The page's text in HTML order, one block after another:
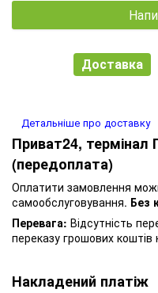
Доставка
Детальніше про доставку
Приват24, термінал
(передоплата)
Оплатити замовлення
самообслуговування. Без
Перевага: Відсутність
переказу грошових коштів
Накладений платіж